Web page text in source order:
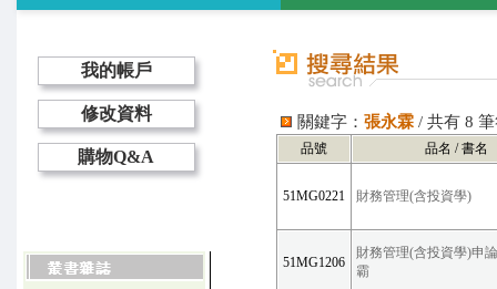
我的帳戶
修改資料
購物Q&A
關鍵字： 張永霖 / 共有 8
品號 品名 / 書名
51MG0221 財務管理(含投資學)
51MG1206
財務管理(含投資學)申
霸